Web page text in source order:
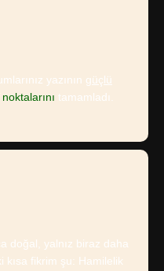
yazının güçlü
tamamladı.
doğal, yalnız biraz daha
kısa fikrim şu: Hamilelik